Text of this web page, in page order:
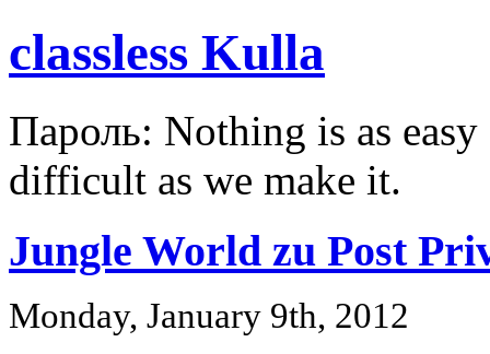
classless Kulla
Пароль: Nothing is as
difficult as we make it.
Jungle World zu Post
Monday, January 9th, 2012